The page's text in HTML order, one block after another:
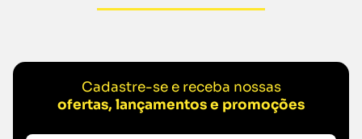
Cadastre-se e receba nossas
ofertas, lançamentos e promoções